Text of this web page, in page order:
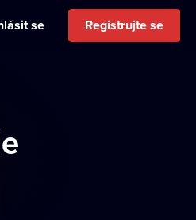
se Registrujte se